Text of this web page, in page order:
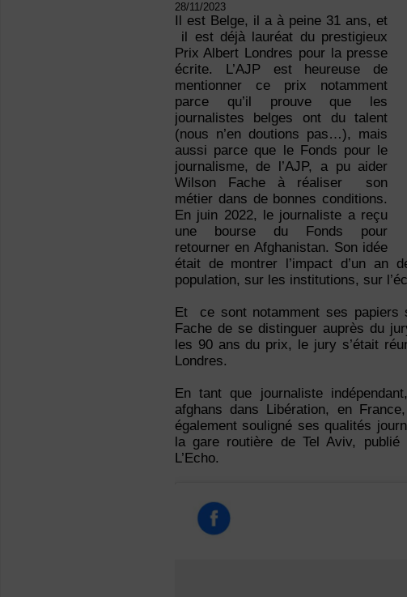
28/11/2023
Il est Belge, il a à peine 31 ans, et
il est déjà lauréat du prestigieux
Prix Albert Londres pour la presse
écrite. L’AJP est heureuse de
mentionner ce prix notamment
parce qu’il prouve que les
journalistes belges ont du talent
(nous n’en doutions pas…), mais
aussi parce que le Fonds pour le
journalisme, de l’AJP, a pu aider
Wilson Fache à réaliser son
métier dans de bonnes conditions.
En juin 2022, le journaliste a reçu
une bourse du Fonds pour
retourner en Afghanistan. Son idée
était de montrer l’impact d’un an
population, sur les institutions, sur
Et ce sont notamment ses papiers
Fache de se distinguer auprès du
les 90 ans du prix, le jury s’était
Londres.
En tant que journaliste
afghans dans Libération, en
également souligné ses qualités
la gare routière de Tel Aviv, publié
L’Echo.